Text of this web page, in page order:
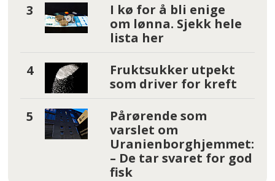
I kø for å bli enige
om lønna. Sjekk hele
lista her
Fruktsukker utpekt
som driver for kreft
Pårørende som
varslet om
Uranienborghjemmet:
– De tar svaret for god
fisk